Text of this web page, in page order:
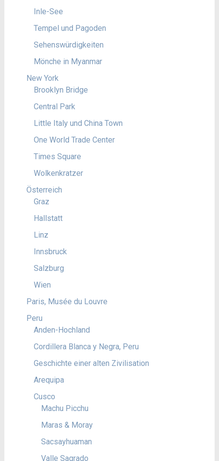
Inle-See
Tempel und Pagoden
Sehenswürdigkeiten
Mönche in Myanmar
New York
Brooklyn Bridge
Central Park
Little Italy und China Town
One World Trade Center
Times Square
Wolkenkratzer
Österreich
Graz
Hallstatt
Linz
Innsbruck
Salzburg
Wien
Paris, Musée du Louvre
Peru
Anden-Hochland
Cordillera Blanca y Negra, Peru
Geschichte einer alten Zivilisation
Arequipa
Cusco
Machu Picchu
Maras & Moray
Sacsayhuaman
Valle Sagrado